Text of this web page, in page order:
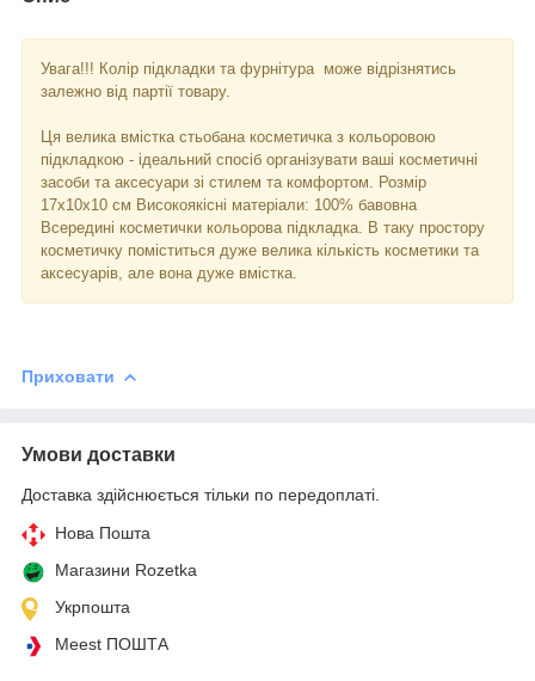
Увага!!! Колір підкладки та фурнітура може відрізнятись
залежно від партії товару.
Ця велика вмістка стьобана косметичка з кольоровою
підкладкою - ідеальний спосіб організувати ваші косметичні
засоби та аксесуари зі стилем та комфортом. Розмір
17х10х10 см Високоякісні матеріали: 100% бавовна
Всередині косметички кольорова підкладка. В таку простору
косметичку поміститься дуже велика кількість косметики та
аксесуарів, але вона дуже вмістка.
Приховати
Умови доставки
Доставка здійснюється тільки по передоплаті.
Нова Пошта
Магазини Rozetka
Укрпошта
Meest ПОШТА